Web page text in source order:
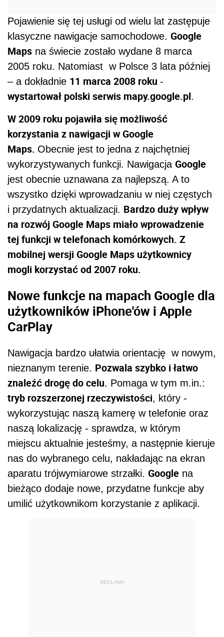
Pojawienie się tej usługi od wielu lat zastępuje
klasyczne nawigacje samochodowe. Google
Maps na świecie zostało wydane 8 marca
2005 roku. Natomiast w Polsce 3 lata później
– a dokładnie 11 marca 2008 roku -
wystartował polski serwis mapy.google.pl.
W 2009 roku pojawiła się możliwość
korzystania z nawigacji w Google
Maps. Obecnie jest to jedna z najchętniej
wykorzystywanych funkcji. Nawigacja Google
jest obecnie uznawana za najlepszą. A to
wszystko dzięki wprowadzaniu w niej częstych
i przydatnych aktualizacji. Bardzo duży wpływ
na rozwój Google Maps miało wprowadzenie
tej funkcji w telefonach komórkowych. Z
mobilnej wersji Google Maps użytkownicy
mogli korzystać od 2007 roku.
Nowe funkcje na mapach Google dla
użytkowników iPhone'ów i Apple
CarPlay
Nawigacja bardzo ułatwia orientację w nowym,
nieznanym terenie. Pozwala szybko i łatwo
znaleźć drogę do celu. Pomaga w tym m.in.:
tryb rozszerzonej rzeczywistości, który -
wykorzystując naszą kamerę w telefonie oraz
naszą lokalizację - sprawdza, w którym
miejscu aktualnie jesteśmy, a następnie kieruje
nas do wybranego celu, nakładając na ekran
aparatu trójwymiarowe strzałki. Google na
bieżąco dodaje nowe, przydatne funkcje aby
umilić użytkownikom korzystanie z aplikacji.
REKLAMA